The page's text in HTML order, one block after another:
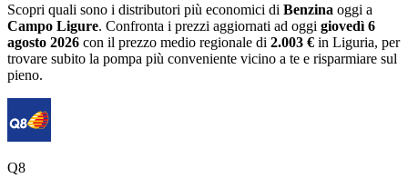
Scopri quali sono i distributori più economici di Benzina oggi a
Campo Ligure. Confronta i prezzi aggiornati ad oggi giovedì 6
agosto 2026 con il prezzo medio regionale di 2.003 € in Liguria, per
trovare subito la pompa più conveniente vicino a te e risparmiare sul
pieno.
Q8